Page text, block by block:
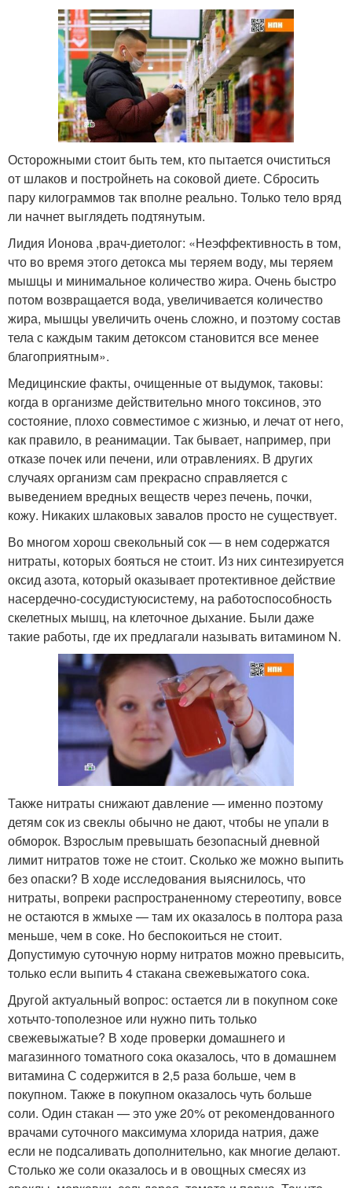
Осторожными стоит быть тем, кто пытается очиститься
от шлаков и постройнеть на соковой диете. Сбросить
пару килограммов так вполне реально. Только тело вряд
ли начнет выглядеть подтянутым.
Лидия Ионова ,врач-диетолог: «Неэффективность в том,
что во время этого детокса мы теряем воду, мы теряем
мышцы и минимальное количество жира. Очень быстро
потом возвращается вода, увеличивается количество
жира, мышцы увеличить очень сложно, и поэтому состав
тела с каждым таким детоксом становится все менее
благоприятным».
Медицинские факты, очищенные от выдумок, таковы:
когда в организме действительно много токсинов, это
состояние, плохо совместимое с жизнью, и лечат от него,
как правило, в реанимации. Так бывает, например, при
отказе почек или печени, или отравлениях. В других
случаях организм сам прекрасно справляется с
выведением вредных веществ через печень, почки,
кожу. Никаких шлаковых завалов просто не существует.
Во многом хорош свекольный сок — в нем содержатся
нитраты, которых бояться не стоит. Из них синтезируется
оксид азота, который оказывает протективное действие
насердечно-сосудистуюсистему, на работоспособность
скелетных мышц, на клеточное дыхание. Были даже
такие работы, где их предлагали называть витамином N.
Также нитраты снижают давление — именно поэтому
детям сок из свеклы обычно не дают, чтобы не упали в
обморок. Взрослым превышать безопасный дневной
лимит нитратов тоже не стоит. Сколько же можно выпить
без опаски? В ходе исследования выяснилось, что
нитраты, вопреки распространенному стереотипу, вовсе
не остаются в жмыхе — там их оказалось в полтора раза
меньше, чем в соке. Но беспокоиться не стоит.
Допустимую суточную норму нитратов можно превысить,
только если выпить 4 стакана свежевыжатого сока.
Другой актуальный вопрос: остается ли в покупном соке
хотьчто-тополезное или нужно пить только
свежевыжатые? В ходе проверки домашнего и
магазинного томатного сока оказалось, что в домашнем
витамина С содержится в 2,5 раза больше, чем в
покупном. Также в покупном оказалось чуть больше
соли. Один стакан — это уже 20% от рекомендованного
врачами суточного максимума хлорида натрия, даже
если не подсаливать дополнительно, как многие делают.
Столько же соли оказалось и в овощных смесях из